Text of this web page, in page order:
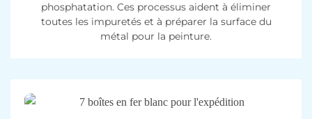
phosphatation. Ces processus aident à éliminer
toutes les impuretés et à préparer la surface du
métal pour la peinture.